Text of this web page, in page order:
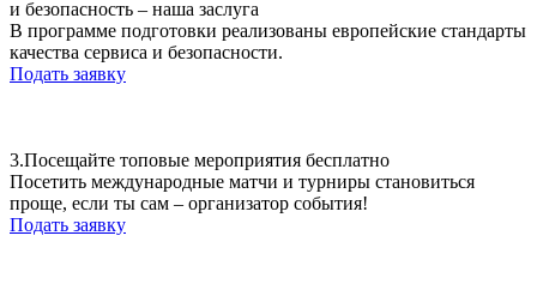
и безопасность – наша заслуга
В программе подготовки реализованы европейские стандарты
качества сервиса и безопасности.
Подать заявку
3.Посещайте топовые мероприятия бесплатно
Посетить международные матчи и турниры становиться
проще, если ты сам – организатор события!
Подать заявку